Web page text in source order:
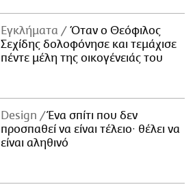
Εγκλήματα
Όταν ο Θεόφιλος
Σεχίδης δολοφόνησε και τεμάχισε
πέντε μέλη της οικογένειάς του
Design
Ένα σπίτι που δεν
προσπαθεί να είναι τέλειο· θέλει να
είναι αληθινό